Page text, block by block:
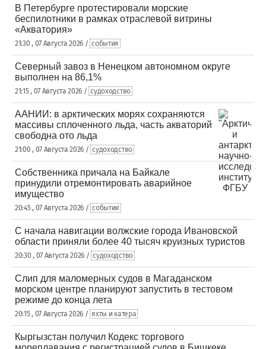
В Петербурге протестировали морские
беспилотники в рамках отраслевой витрины
«Акватория»
21:30 , 07 Августа 2026 / события
Северный завоз в Ненецком автономном округе
выполнен на 86,1%
21:15 , 07 Августа 2026 / судоходство
ААНИИ: в арктических морях сохраняются
массивы сплоченного льда, часть акваторий
свободна ото льда
21:00 , 07 Августа 2026 / судоходство
Собственника причала на Байкале
принудили отремонтировать аварийное
имущество
20:45 , 07 Августа 2026 / события
С начала навигации волжские города Ивановской
области приняли более 40 тысяч круизных туристов
20:30 , 07 Августа 2026 / судоходство
Слип для маломерных судов в Магаданском
морском центре планируют запустить в тестовом
режиме до конца лета
20:15 , 07 Августа 2026 / яхты и катера
Кыргызстан получил Кодекс торгового